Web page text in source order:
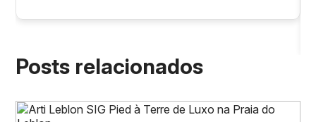
Posts relacionados